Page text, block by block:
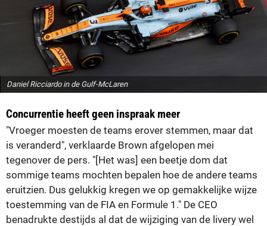
Daniel Ricciardo in de Gulf-McLaren
Concurrentie heeft geen inspraak meer
"Vroeger moesten de teams erover stemmen, maar dat
is veranderd", verklaarde Brown afgelopen mei
tegenover de pers. "[Het was] een beetje dom dat
sommige teams mochten bepalen hoe de andere teams
eruitzien. Dus gelukkig kregen we op gemakkelijke wijze
toestemming van de FIA en Formule 1." De CEO
benadrukte destijds al dat de wijziging van de livery wel